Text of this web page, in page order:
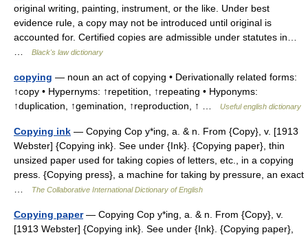
original writing, painting, instrument, or the like. Under best
evidence rule, a copy may not be introduced until original is
accounted for. Certified copies are admissible under statutes in…
Black's law dictionary
copying — noun an act of copying • Derivationally related forms:
↑copy • Hypernyms: ↑repetition, ↑repeating • Hyponyms:
↑duplication, ↑gemination, ↑reproduction, ↑ …
Useful english dictionary
Copying ink — Copying Cop y*ing, a. & n. From {Copy}, v. [1913
Webster] {Copying ink}. See under {Ink}. {Copying paper}, thin
unsized paper used for taking copies of letters, etc., in a copying
press. {Copying press}, a machine for taking by pressure, an exact
The Collaborative International Dictionary of English
Copying paper— Copying Cop y*ing, a. & n. From {Copy}, v.
[1913 Webster] {Copying ink}. See under {Ink}. {Copying paper},